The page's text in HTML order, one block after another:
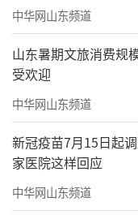
中华网山东频道
山东暑期文旅消费
受欢迎
中华网山东频道
新冠疫苗7月15日起
家医院这样回应
中华网山东频道